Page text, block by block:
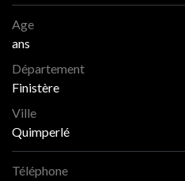
Age
ans
Département
Finistère
Ville
Quimperlé
Téléphone